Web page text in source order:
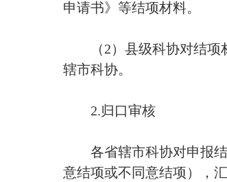
申请书》等结项材料。
（2）县级科协对结项材
辖市科协。
2.归口审核
各省辖市科协对申报结
意结项或不同意结项），